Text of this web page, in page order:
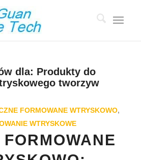
dla: Produkty do
tworzyw
FORMOWANE WTRYSKOWO,
WTRYSKOWE